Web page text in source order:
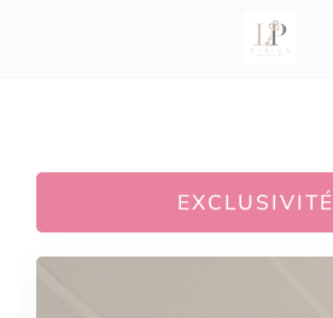
EXCLUSIVITÉ